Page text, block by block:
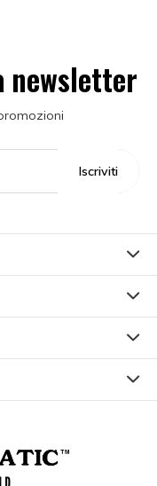
Iscriviti